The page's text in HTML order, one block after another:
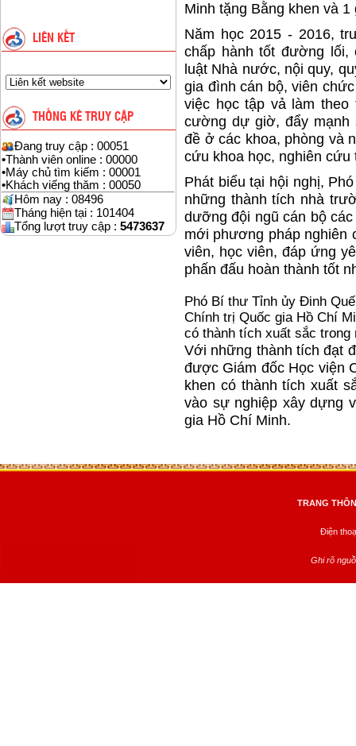
LIÊN KẾT
THỐNG KÊ TRUY CẬP
Đang truy cập : 00051
•Thành viên online : 00000
•Máy chủ tìm kiếm : 00001
•Khách viếng thăm : 00050
Hôm nay : 08496
Tháng hiện tại : 101404
Tổng lượt truy cập : 5473637
Minh tặng Bằng khen và
Năm học 2015 - 2016,
chấp hành tốt đường lối,
luật Nhà nước, nội quy,
gia đình cán bộ, viên
việc học tập vả làm
cường dự giờ, đẩy mạnh
đề ở các khoa, phòng và
cứu khoa học, nghiên cứu
Phát biểu tại hội nghị,
những thành tích nhà
dưỡng đội ngũ cán bộ
mới phương pháp nghiên
viên, học viên, đáp ứng
phấn đấu hoàn thành tốt
Phó Bí thư Tỉnh ủy Đinh
Chính trị Quốc gia Hồ Chí
có thành tích xuất sắc trong
Với những thành tích đạt
được Giám đốc Học viện
khen có thành tích xuất
vào sự nghiệp xây dựng
gia Hồ Chí Minh.
TRANG
Điện
Ghi rõ